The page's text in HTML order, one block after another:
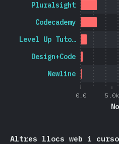
0.0 5.0k
Newline
Design+Code
Level Up Tuto…
Codecademy
Pluralsight
Altres llocs web i